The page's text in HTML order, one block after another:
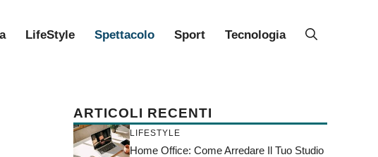
LifeStyle Spettacolo Sport Tecnologia
ARTICOLI RECENTI
LIFESTYLE
Home Office: Come Arredare Il Tuo Studio